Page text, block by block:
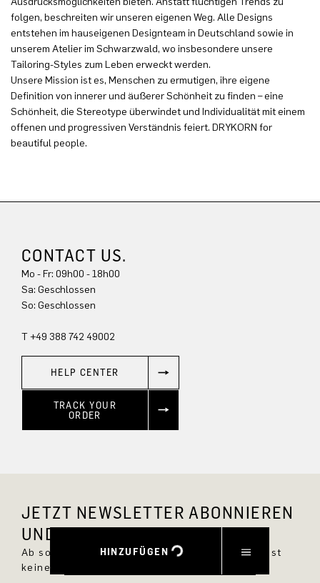
HINZUFÜGEN
folgen, beschreiten wir unseren eigenen Weg. Alle Designs
entstehen im hauseigenen Designteam in Deutschland sowie in
unserem Atelier im Schwarzwald, wo insbesondere unsere
Tailoring-Styles zum Leben erweckt werden.
Unsere Mission ist es, Menschen zu ermutigen, ihre eigene
Definition von innerer und äußerer Schönheit zu finden – eine
Schönheit, die Stereotype überwindet und Individualität mit einem
offenen und progressiven Verständnis feiert. DRYKORN for
beautiful people.
CONTACT US.
Mo - Fr: 09h00 - 18h00
Sa: Geschlossen
So: Geschlossen
T +49 388 742 49002
HELP CENTER
TRACK YOUR
ORDER
JETZT NEWSLETTER ABONNIEREN
UND 10 % RABATT SICHERN.
Ab sofort bist Du immer up to date und verpasst
keine neuen Styles im DRYKORN Online Shop.